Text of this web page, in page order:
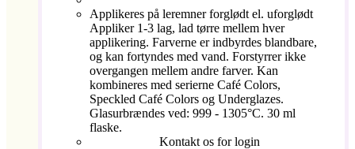
Applikeres på leremner forglødt el. uforglødt
Appliker 1-3 lag, lad tørre mellem hver
applikering. Farverne er indbyrdes blandbare,
og kan fortyndes med vand. Forstyrrer ikke
overgangen mellem andre farver. Kan
kombineres med serierne Café Colors,
Speckled Café Colors og Underglazes.
Glasurbrændes ved: 999 - 1305°C. 30 ml
flaske.
Kontakt os for login